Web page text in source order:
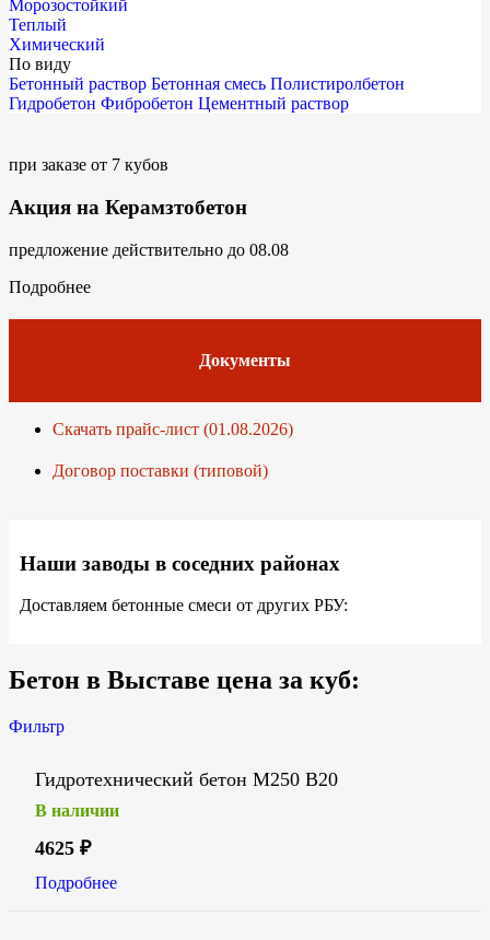
Морозостойкий
Теплый
Химический
По виду
Бетонный раствор Бетонная смесь Полистиролбетон
Гидробетон Фибробетон Цементный раствор
при заказе от 7 кубов
Акция на Керамзтобетон
предложение действительно до 08.08
Подробнее
Документы
Скачать прайс-лист (01.08.2026)
Договор поставки (типовой)
Наши заводы в соседних районах
Доставляем бетонные смеси от других РБУ:
Бетон в Выставе цена за куб:
Фильтр
Гидротехнический бетон М250 В20
В наличии
4625 ₽
Подробнее